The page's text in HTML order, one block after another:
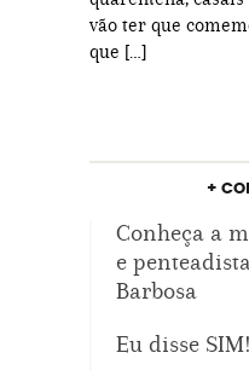
vão ter que
que […]
+
Conheça a
e
Barbosa
Eu disse SIM!